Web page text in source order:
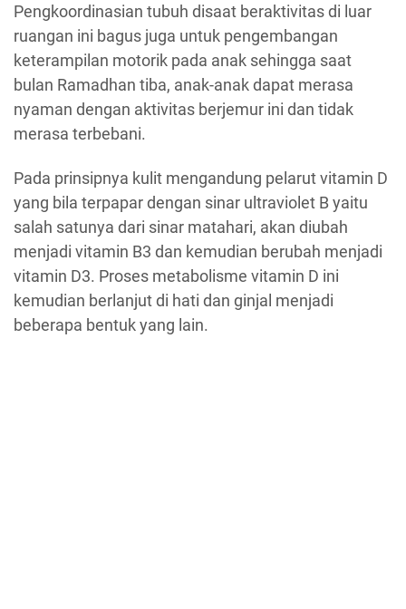
Pengkoordinasian tubuh disaat beraktivitas di luar
ruangan ini bagus juga untuk pengembangan
keterampilan motorik pada anak sehingga saat
bulan Ramadhan tiba, anak-anak dapat merasa
nyaman dengan aktivitas berjemur ini dan tidak
merasa terbebani.
Pada prinsipnya kulit mengandung pelarut vitamin D
yang bila terpapar dengan sinar ultraviolet B yaitu
salah satunya dari sinar matahari, akan diubah
menjadi vitamin B3 dan kemudian berubah menjadi
vitamin D3. Proses metabolisme vitamin D ini
kemudian berlanjut di hati dan ginjal menjadi
beberapa bentuk yang lain.